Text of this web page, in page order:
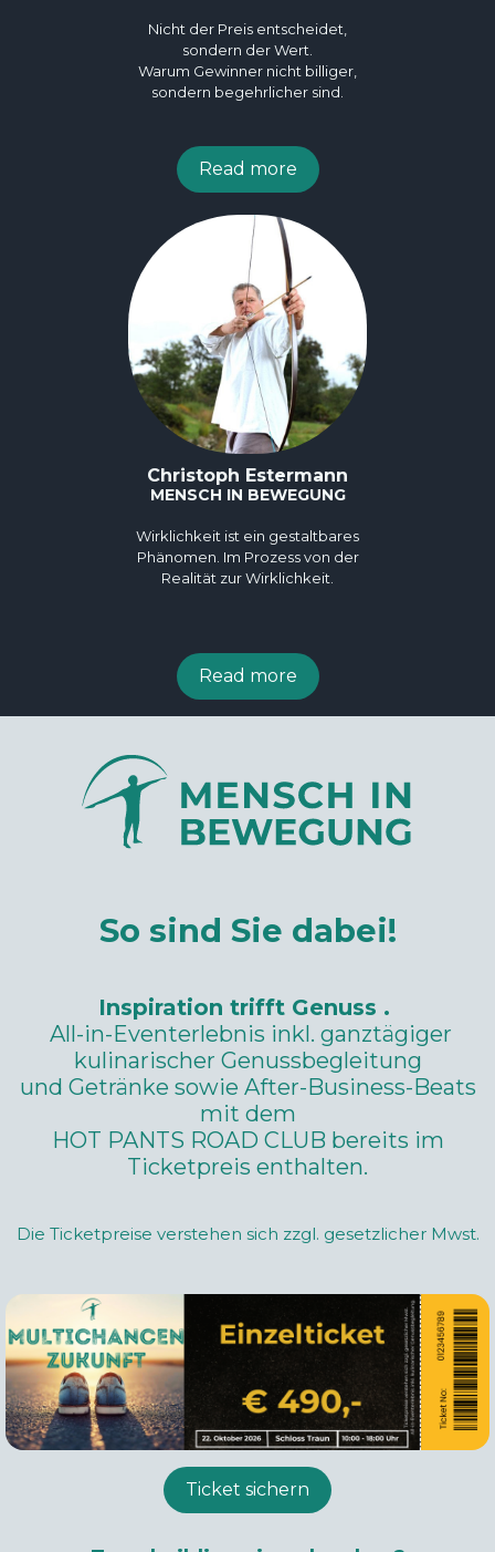
Nicht der Preis entscheidet,
sondern der Wert.
Warum Gewinner nicht billiger,
sondern begehrlicher sind.
Read more
Christoph Estermann
MENSCH IN BEWEGUNG
Wirklichkeit ist ein gestaltbares
Phänomen. Im Prozess von der
Realität zur Wirklichkeit.
Read more
So sind Sie dabei!
Inspiration trifft Genuss .
All-in-Eventerlebnis inkl. ganztägiger
kulinarischer Genussbegleitung
und Getränke sowie After-Business-Beats
mit dem
HOT PANTS ROAD CLUB bereits im
Ticketpreis enthalten.
Die Ticketpreise verstehen sich zzgl. gesetzlicher Mwst.
Ticket sichern